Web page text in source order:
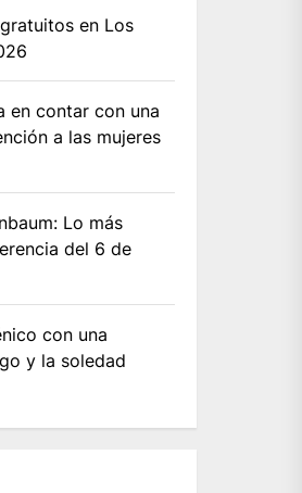
en Los
en contar con una
a las mujeres
Lo más
del 6 de
con una
y la soledad